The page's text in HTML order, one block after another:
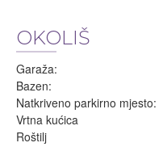
OKOLIŠ
Garaža:
Bazen:
Natkriveno parkirno mjesto:
Vrtna kućica
Roštilj